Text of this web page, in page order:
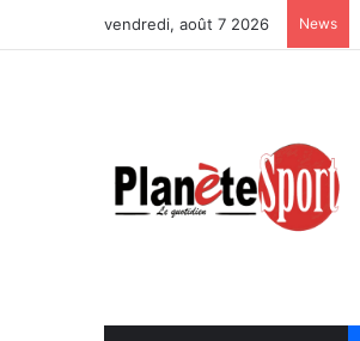
vendredi, août 7 2026 News